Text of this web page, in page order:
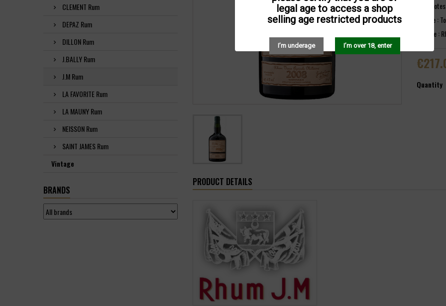
legal age to access a shop
selling age restricted products
I’m underage I’m over 18, enter
CLEMENT Rum
DEPAZ Rum
DILLON Rum
J.BALLY Rum
J.M Rum
LA FAVORITE Rum
LA MAUNY Rum
NEISSON Rum
SAINT JAMES Rum
Vintage
BRANDS
Nez :
Bouche :
(Source :
Quantity
PRODUCT DETAILS